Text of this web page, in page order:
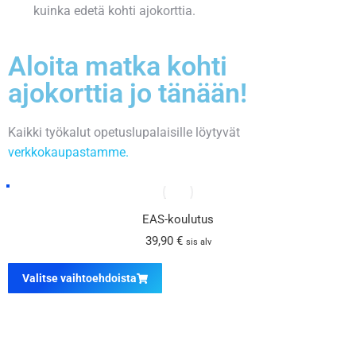
kuinka edetä kohti ajokorttia.
Aloita matka kohti
ajokorttia jo tänään!
Kaikki työkalut opetuslupalaisille löytyvät
verkkokaupastamme.
EAS-koulutus
39,90 € sis alv
Valitse vaihtoehdoista